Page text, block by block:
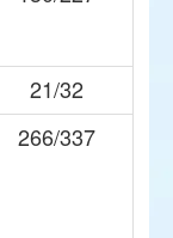
21/32
266/337